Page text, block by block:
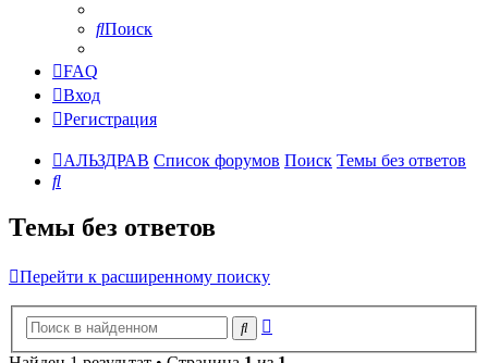
Поиск
FAQ
Вход
Регистрация
АЛЬЗДРАВ Список форумов Поиск Темы без ответов
Поиск
Темы без ответов
Перейти к расширенному поиску
Поиск